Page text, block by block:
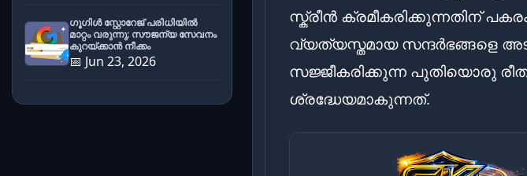
ഗൂഗിൾ സ്റ്റോറേജ് പരിധിയിൽ
മാറ്റം വരുന്നു; സൗജന്യ സേവനം
കുറയ്ക്കാൻ നീക്കം
📅 Jun 23, 2026
സ്ക്രീൻ ക്രമീകരിക്കുന്നതിന്
വ്യത്യസ്തമായ സന്ദർഭങ്ങളെ
സജ്ജീകരിക്കുന്ന പുതിയൊരു
ശ്രദ്ധേയമാകുന്നത്.